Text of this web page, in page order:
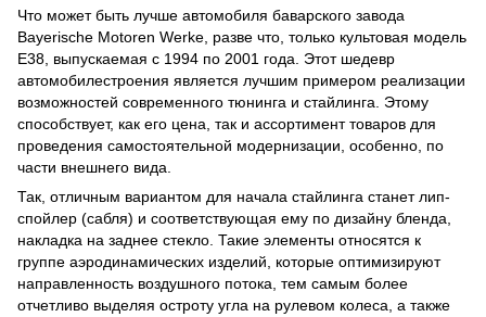
Что может быть лучше автомобиля баварского завода
Bayerische Motoren Werke, разве что, только культовая модель
E38, выпускаемая с 1994 по 2001 года. Этот шедевр
автомобилестроения является лучшим примером реализации
возможностей современного тюнинга и стайлинга. Этому
способствует, как его цена, так и ассортимент товаров для
проведения самостоятельной модернизации, особенно, по
части внешнего вида.
Так, отличным вариантом для начала стайлинга станет лип-
спойлер (сабля) и соответствующая ему по дизайну бленда,
накладка на заднее стекло. Такие элементы относятся к
группе аэродинамических изделий, которые оптимизируют
направленность воздушного потока, тем самым более
отчетливо выделяя остроту угла на рулевом колеса, а также